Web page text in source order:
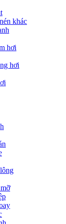
khác
hơi
hơi